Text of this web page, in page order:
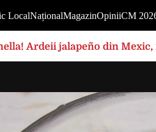
LocalNaționalMagazinOpiniiCM
Ardeii jalapeño din